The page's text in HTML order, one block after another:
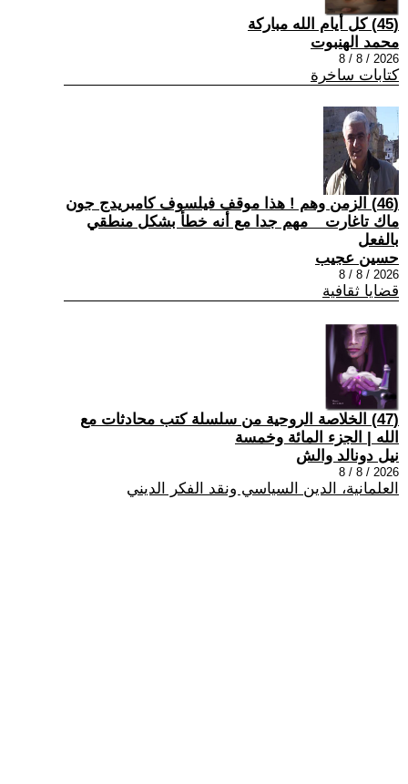
(45) كل أيام الله مباركة
محمد الهنبوت
2026 / 8 / 8
كتابات ساخرة
(46) الزمن وهم ! هذا موقف فيلسوف كامبريدج جون
ماك تاغارت _ مهم جدا مع أنه خطأ بشكل منطقي
بالفعل
حسين عجيب
2026 / 8 / 8
قضايا ثقافية
(47) الخلاصة الروحية من سلسلة كتب محادثات مع
الله | الجزء المائة وخمسة
نيل دونالد والش
2026 / 8 / 8
العلمانية، الدين السياسي ونقد الفكر الديني